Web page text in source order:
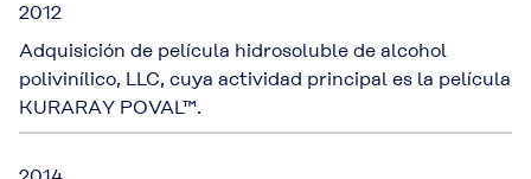
2012
Adquisición de película hidrosoluble de alcohol
polivinílico, LLC, cuya actividad principal es la película
KURARAY POVAL™.